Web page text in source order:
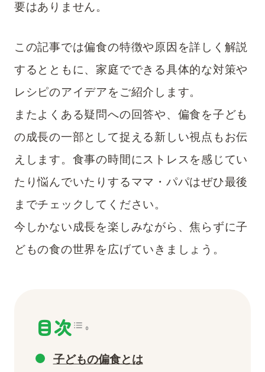
要はありません。
この記事では偏食の特徴や原因を詳しく解説
するとともに、家庭でできる具体的な対策や
レシピのアイデアをご紹介します。
またよくある疑問への回答や、偏食を子ども
の成長の一部として捉える新しい視点もお伝
えします。 食事の時間にストレスを感じてい
たり悩んでいたりするママ・パパはぜひ最後
までチェックしてください。
今しかない成長を楽しみながら、焦らずに子
どもの食の世界を広げていきましょう。
目次
子どもの偏食とは